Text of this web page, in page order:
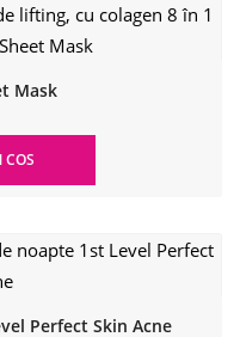
Mask
Perfect Skin Acne